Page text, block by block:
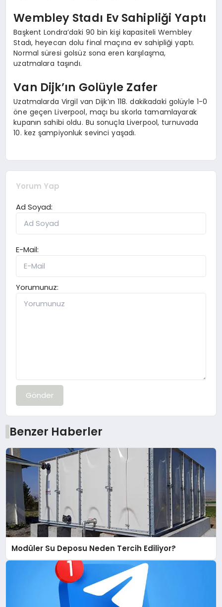
Wembley Stadı Ev Sahipliği Yaptı
Başkent Londra’daki 90 bin kişi kapasiteli Wembley
Stadı, heyecan dolu final maçına ev sahipliği yaptı.
Normal süresi golsüz sona eren karşılaşma,
uzatmalara taşındı.
Van Dijk’ın Golüyle Zafer
Uzatmalarda Virgil van Dijk’ın 118. dakikadaki golüyle 1-0
öne geçen Liverpool, maçı bu skorla tamamlayarak
kupanın sahibi oldu. Bu sonuçla Liverpool, turnuvada
10. kez şampiyonluk sevinci yaşadı.
Yorum Yap
Ad Soyad:
E-Mail:
Yorumunuz:
Gönder
Benzer Haberler
Modüler Su Deposu Neden Tercih Ediliyor?